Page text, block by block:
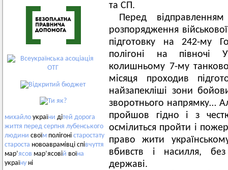
михайло україни дітей дорога
життя перед серпня лубенського
людини своїм полігоні старостату
староста новоаврамівці співчуття
мар’ясов мар’ясовій воїна
україну ні
та СП.
Перед
розпорядження
підготовку на 242-му
полігоні на півночі
колишньому 7-му
місяця проходив
найзапекліші зони
зворотнього напрямку…
пройшов гідно і з
осмілиться пройти і
право жити
вбивств і насилля, без
державі.